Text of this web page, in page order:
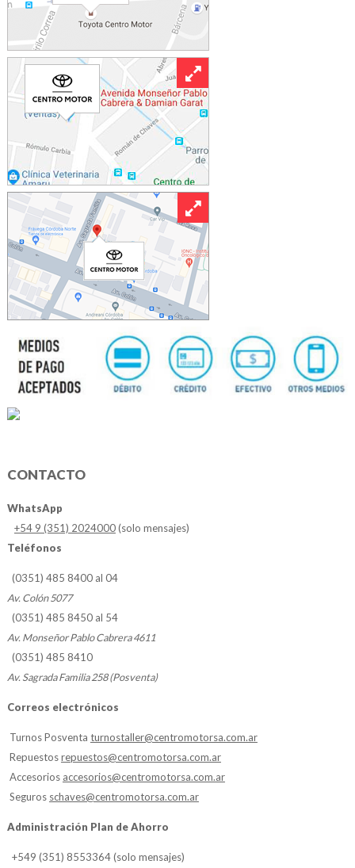
CONTACTO
WhatsApp
+54 9 (351) 2024000(solo mensajes)
Teléfonos
(0351) 485 8400 al 04
Av. Colón 5077
(0351) 485 8450 al 54
Av. Monseñor Pablo Cabrera 4611
(0351) 485 8410
Av. Sagrada Familia 258 (Posventa)
Correos electrónicos
Turnos Posventa turnostaller@centromotorsa.com.ar
Repuestosrepuestos@centromotorsa.com.ar
Accesorios accesorios@centromotorsa.com.ar
Seguros schaves@centromotorsa.com.ar
Administración Plan de Ahorro
+549 (351) 8553364 (solo mensajes)